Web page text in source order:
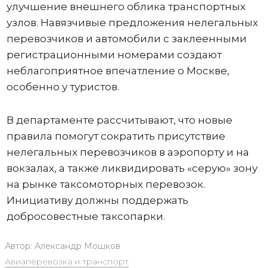
улучшение внешнего облика транспортных
узлов. Навязчивые предложения нелегальных
перевозчиков и автомобили с заклеенными
регистрационными номерами создают
неблагоприятное впечатление о Москве,
особенно у туристов.
В департаменте рассчитывают, что новые
правила помогут сократить присутствие
нелегальных перевозчиков в аэропорту и на
вокзалах, а также ликвидировать «серую» зону
на рынке таксомоторных перевозок.
Инициативу должны поддержать
добросовестные таксопарки.
Автор: Александр Мошков
Авиаперевозка и транспорт